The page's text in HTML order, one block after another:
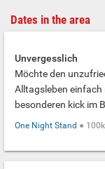
Dates in the area
Unvergesslich
Möchte den
Alltagsleben einfach
besonderen kick im
One Night Stand ●